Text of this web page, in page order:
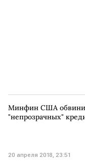
Минфин США
"непрозрачных"
20 апреля 2018, 23:51